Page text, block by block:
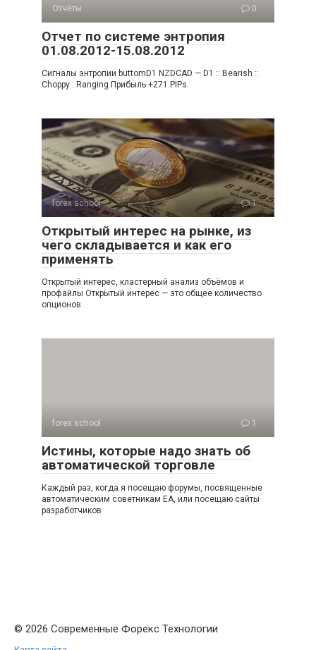
Отчёты 0
Отчет по системе энтропия
01.08.2012-15.08.2012
Сигналы энтропии buttomD1 NZDCAD — D1 :: Bearish ::
Choppy : Ranging Прибыль +271 PIPs.
forex school 1
Открытый интерес на рынке, из
чего складывается и как его
применять
Открытый интерес, кластерный анализ объёмов и
профайлы Открытый интерес — это общее количество
опционов
forex school 1
Истины, которые надо знать об
автоматической торговле
Каждый раз, когда я посещаю форумы, посвященные
автоматическим советникам EA, или посещаю сайты
разработчиков
© 2026 Современные Форекс Технологии